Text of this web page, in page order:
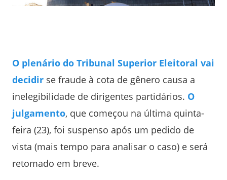
O plenário do Tribunal Superior Eleitoral vai
decidir se fraude à cota de gênero causa a
inelegibilidade de dirigentes partidários. O
julgamento, que começou na última quinta-
feira (23), foi suspenso após um pedido de
vista (mais tempo para analisar o caso) e será
retomado em breve.